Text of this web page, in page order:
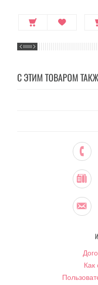
С ЭТИМ ТОВАРОМ
Как